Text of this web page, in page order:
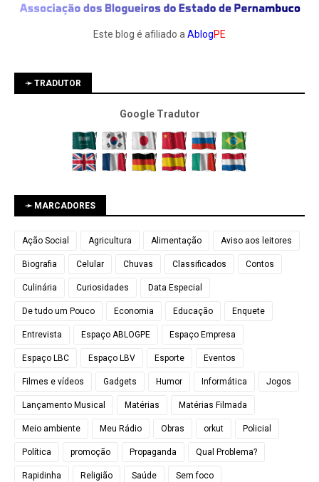
Este blog é afiliado aAblogPE
➛ TRADUTOR
Google Tradutor
➛ MARCADORES
Ação Social Agricultura Alimentação Aviso aos leitores
Biografia Celular Chuvas Classificados Contos
Culinária Curiosidades Data Especial
De tudo um Pouco Economia Educação Enquete
Entrevista Espaço ABLOGPE Espaço Empresa
Espaço LBC Espaço LBV Esporte Eventos
Filmes e vídeos Gadgets Humor Informática Jogos
Lançamento Musical Matérias Matérias Filmada
Meio ambiente Meu Rádio Obras orkut Policial
Política promoção Propaganda Qual Problema?
Rapidinha Religião Saúde Sem foco